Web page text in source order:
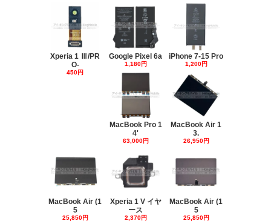
Xperia 1 Ⅲ/PR
O-
450円
Google Pixel 6a
1,180円
iPhone 7-15 Pro
1,200円
MacBook Pro 1
4'
63,000円
MacBook Air 1
3.
26,950円
MacBook Air (1
5
25,850円
Xperia 1 V イヤ
ース
2,370円
MacBook Air (1
5
25,850円